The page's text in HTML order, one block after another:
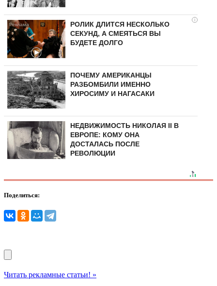
i
РОЛИК ДЛИТСЯ НЕСКОЛЬКО
СЕКУНД, А СМЕЯТЬСЯ ВЫ
БУДЕТЕ ДОЛГО
ПОЧЕМУ АМЕРИКАНЦЫ
РАЗБОМБИЛИ ИМЕННО
ХИРОСИМУ И НАГАСАКИ
НЕДВИЖИМОСТЬ НИКОЛАЯ II В
ЕВРОПЕ: КОМУ ОНА
ДОСТАЛАСЬ ПОСЛЕ
РЕВОЛЮЦИИ
Поделиться:
Читать рекламные статьи! »